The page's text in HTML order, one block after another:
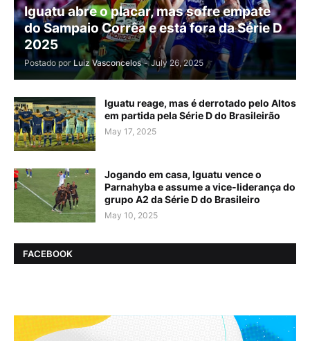
Iguatu abre o placar, mas sofre empate
do Sampaio Corrêa e está fora da Série D
2025
Postado por Luiz Vasconcelos - July 26, 2025
Iguatu reage, mas é derrotado pelo Altos
em partida pela Série D do Brasileirão
May 17, 2025
Jogando em casa, Iguatu vence o
Parnahyba e assume a vice-liderança do
grupo A2 da Série D do Brasileiro
May 10, 2025
FACEBOOK